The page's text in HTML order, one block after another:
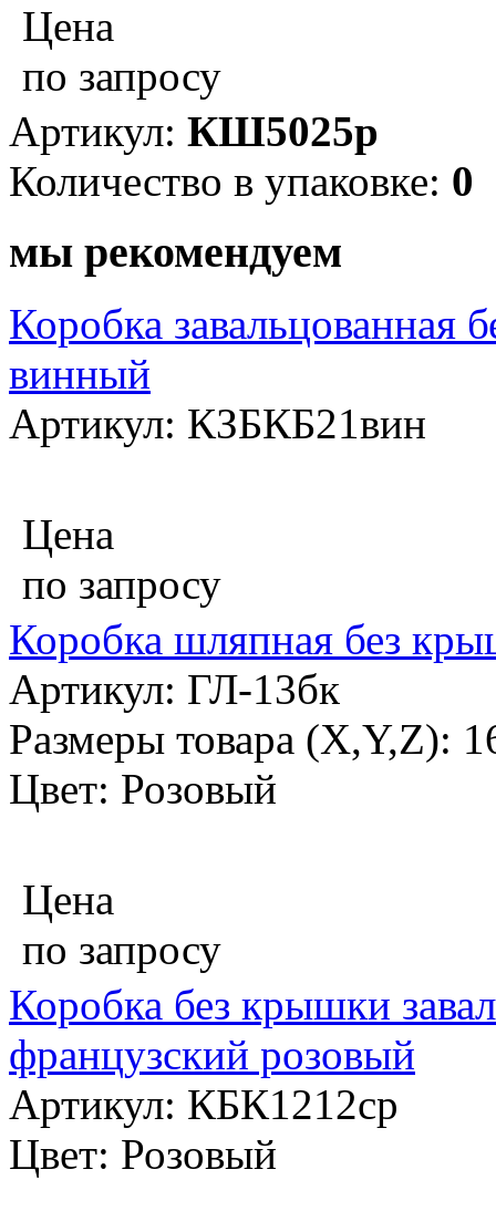
Цена
по запросу
Артикул: КШ5025р
Количество в упаковке: 0
мы рекомендуем
Коробка завальцованная
винный
Артикул: КЗБКБ21вин
Цена
по запросу
Коробка шляпная без
Артикул: ГЛ-13бк
Размеры товара (X,Y,Z):
Цвет: Розовый
Цена
по запросу
Коробка без крышки
французский розовый
Артикул: КБК1212ср
Цвет: Розовый